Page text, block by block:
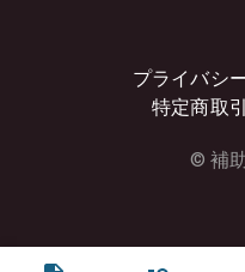
プライバシ
特定商取
© 補